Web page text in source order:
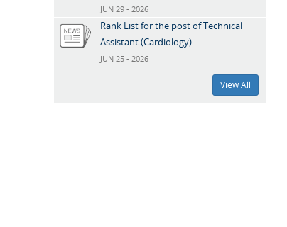
JUN 29 - 2026
Rank List for the post of Technical
Assistant (Cardiology) -...
JUN 25 - 2026
View All